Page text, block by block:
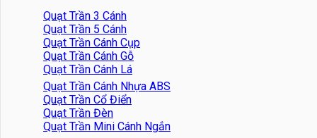
Quạt Trần 3 Cánh
Quạt Trần 5 Cánh
Quạt Trần Cánh Cụp
Quạt Trần Cánh Gỗ
Quạt Trần Cánh Lá
Quạt Trần Cánh Nhựa ABS
Quạt Trần Cổ Điển
Quạt Trần Đèn
Quạt Trần Mini Cánh Ngắn